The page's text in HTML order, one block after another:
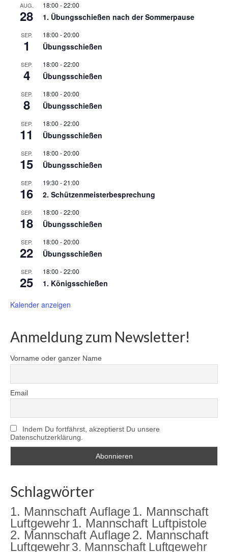
AUG.
28
18:00 -22:00
1. Übungsschießen nach der Sommerpause
SEP.
1
18:00 -20:00
Übungsschießen
SEP.
4
18:00 -22:00
Übungsschießen
SEP.
8
18:00 -20:00
Übungsschießen
SEP.
11
18:00 -22:00
Übungsschießen
SEP.
15
18:00 -20:00
Übungsschießen
SEP.
16
19:30 -21:00
2. Schützenmeisterbesprechung
SEP.
18
18:00 -22:00
Übungsschießen
SEP.
22
18:00 -20:00
Übungsschießen
SEP.
25
18:00 -22:00
1. Königsschießen
Kalender anzeigen
Anmeldung zum Newsletter!
Vorname oder ganzer Name
Email
Indem Du fortfährst, akzeptierst Du unsere
Datenschutzerklärung.
Schlagwörter
1. Mannschaft Auflage1. Mannschaft
Luftgewehr1. Mannschaft Luftpistole
2. Mannschaft Auflage2. Mannschaft
Luftgewehr3. Mannschaft Luftgewehr